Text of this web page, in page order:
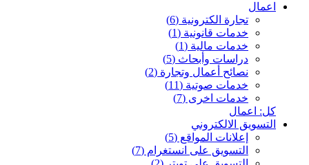
اعمال
تجارة الكترونية (6)
خدمات قانونية (1)
خدمات مالية (1)
دراسات وأبحاث (5)
نصائح أعمال وتجارة (2)
خدمات صوتية (11)
خدمات اخرى (7)
كل: اعمال
التسويق الالكتروني
إعلانات المواقع (5)
التسويق على انستغرام (7)